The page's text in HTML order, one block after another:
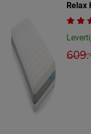
Relax